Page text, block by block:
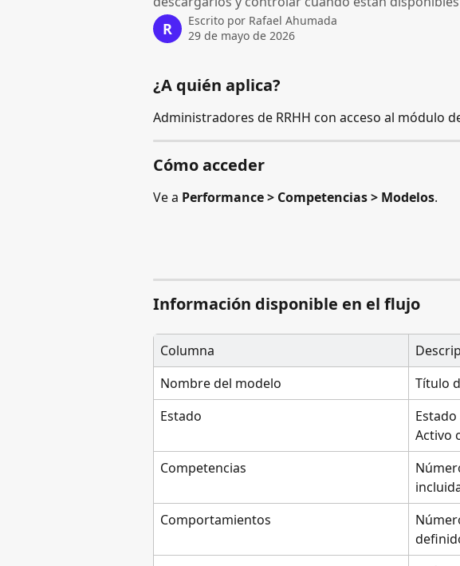
R Escrito por Rafael Ahumada
29 de mayo de 2026
¿A quién aplica?
Administradores de RRHH con acceso al módulo
Cómo acceder
Ve a Performance > Competencias > Modelos.
Información disponible en el flujo
Columna
Nombre del modelo
Título
Estado
Activo
Competencias
Comportamientos